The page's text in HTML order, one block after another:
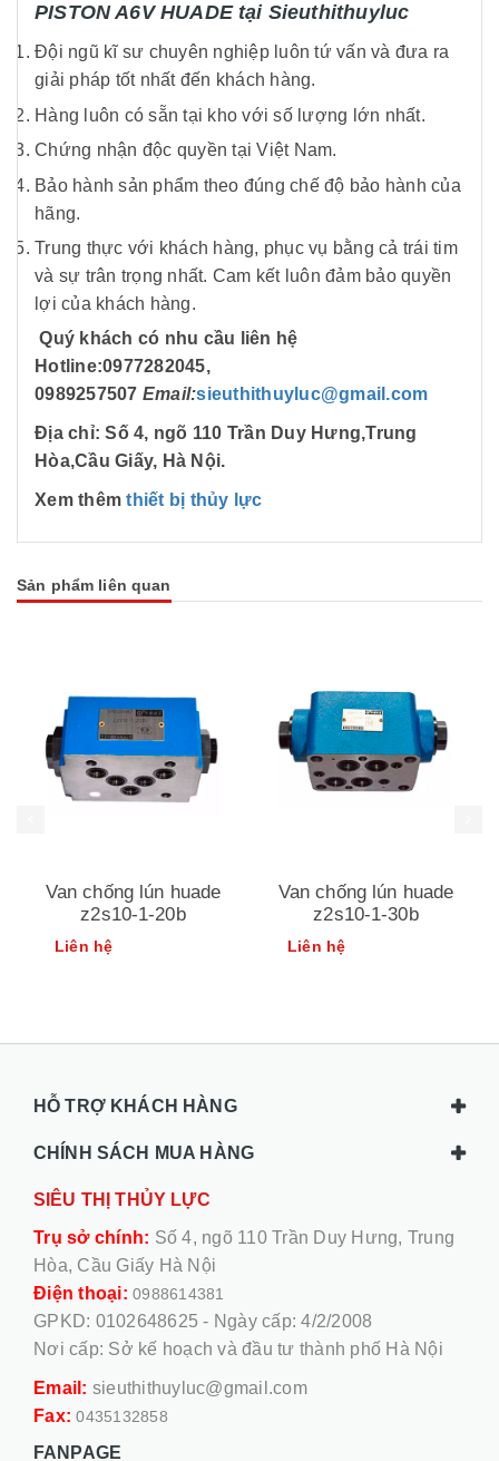
PISTON A6V HUADE tại Sieuthithuyluc
Đội ngũ kĩ sư chuyên nghiệp luôn tứ vấn và đưa ra
giải pháp tốt nhất đến khách hàng.
Hàng luôn có sẵn tại kho với số lượng lớn nhất.
Chứng nhận độc quyền tại Việt Nam.
Bảo hành sản phẩm theo đúng chế độ bảo hành của
hãng.
Trung thực với khách hàng, phục vụ bằng cả trái tim
và sự trân trọng nhất. Cam kết luôn đảm bảo quyền
lợi của khách hàng.
Quý khách có nhu cầu liên hệ
Hotline:0977282045,
0989257507 Email:sieuthithuyluc@gmail.com
Địa chỉ:Số 4, ngõ 110 Trần Duy Hưng,Trung
Hòa,Cầu Giấy, Hà Nội.
Xem thêmthiết bị thủy lực
Sản phẩm liên quan
Van chống lún huade
z2s10-1-30b
Liên hệ
Van chống lún huade
z2s22-30b
Liên hệ
HỖ TRỢ KHÁCH HÀNG
CHÍNH SÁCH MUA HÀNG
SIÊU THỊ THỦY LỰC
Trụ sở chính: Số 4, ngõ 110 Trần Duy Hưng, Trung
Hòa, Cầu Giấy Hà Nội
Điện thoại: 0988614381
GPKD: 0102648625 - Ngày cấp: 4/2/2008
Nơi cấp: Sở kế hoạch và đầu tư thành phố Hà Nội
Email: sieuthithuyluc@gmail.com
Fax:0435132858
FANPAGE